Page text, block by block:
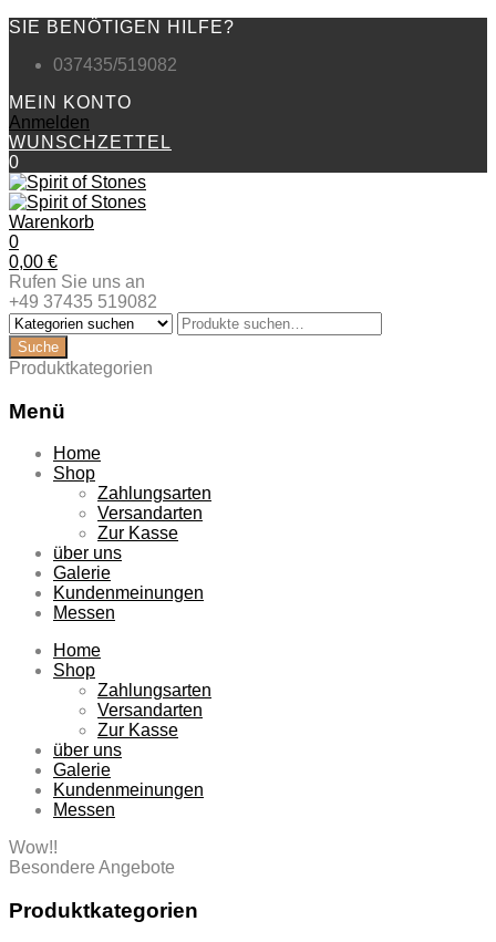
SIE BENÖTIGEN HILFE?
037435/519082
MEIN KONTO
Anmelden
WUNSCHZETTEL
0
Warenkorb
0
0,00 €
Rufen Sie uns an
+49 37435 519082
Produktkategorien
Menü
Zum
Inhalt
Home
Shop
Zahlungsarten
Versandarten
Zur Kasse
über uns
Galerie
Kundenmeinungen
Messen
Home
Shop
Zahlungsarten
Versandarten
Zur Kasse
über uns
Galerie
Kundenmeinungen
Messen
Wow!!
Besondere Angebote
Produktkategorien